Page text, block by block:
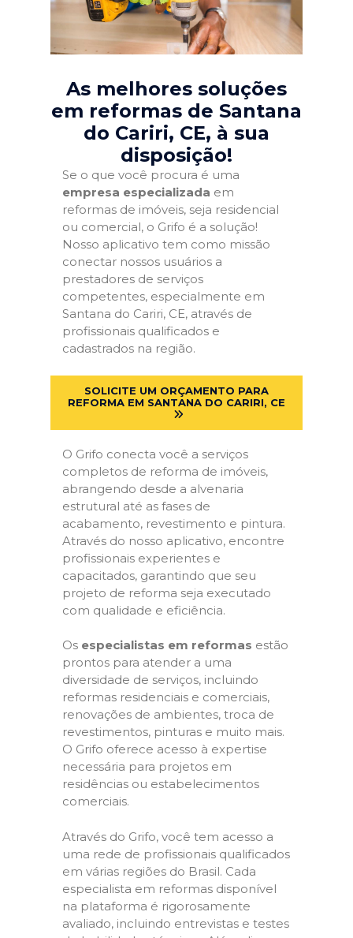
As melhores soluções
em reformas de Santana
do Cariri, CE, à sua
disposição!
Se o que você procura é uma
empresa especializada em
reformas de imóveis, seja residencial
ou comercial, o Grifo é a solução!
Nosso aplicativo tem como missão
conectar nossos usuários a
prestadores de serviços
competentes, especialmente em
Santana do Cariri, CE, através de
profissionais qualificados e
cadastrados na região.
SOLICITE UM ORÇAMENTO PARA
REFORMA EM SANTANA DO CARIRI, CE
O Grifo conecta você a serviços
completos de reforma de imóveis,
abrangendo desde a alvenaria
estrutural até as fases de
acabamento, revestimento e pintura.
Através do nosso aplicativo, encontre
profissionais experientes e
capacitados, garantindo que seu
projeto de reforma seja executado
com qualidade e eficiência.
Os especialistas em reformas estão
prontos para atender a uma
diversidade de serviços, incluindo
reformas residenciais e comerciais,
renovações de ambientes, troca de
revestimentos, pinturas e muito mais.
O Grifo oferece acesso à expertise
necessária para projetos em
residências ou estabelecimentos
comerciais.
Através do Grifo, você tem acesso a
uma rede de profissionais qualificados
em várias regiões do Brasil. Cada
especialista em reformas disponível
na plataforma é rigorosamente
avaliado, incluindo entrevistas e testes